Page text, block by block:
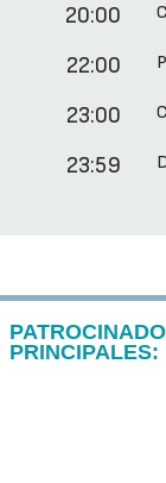
20:00
22:00
23:00
23:59
PRINCIPALES: